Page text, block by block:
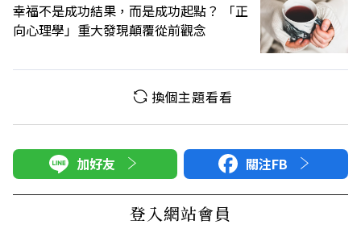
幸福不是成功結果，而是成功起點？ 「正
向心理學」重大發現顛覆從前觀念
換個主題看看
加好友 關注FB
登入網站會員